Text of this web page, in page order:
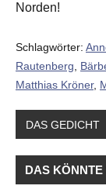
Norden!
Schlagwörter:
Rautenberg,
Matthias Kröner,
DAS GEDICHT
DAS KÖNNTE